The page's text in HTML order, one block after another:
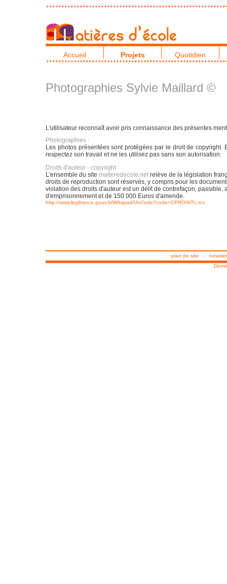
Accueil Projets Quotidien
Photographies Sylvie Maillard ©
L'utilisateur reconnaît avoir pris connaissance des présentes
Photographies :
Les photos présentées sont protégées par le droit de
respectez son travail et ne les utilisez pas sans son autorisation.
Droits d'auteur - copyright :
L'ensemble du site matieredecole.net relève de la législation
droits de reproduction sont réservés, y compris pour les
violation des droits d'auteur est un délit de contrefaçon,
d'emprisonnement et de 150 000 Euros d'amende.
http://www.legifrance.gouv.fr/WAspad/UnCode?code=CPROINTL.rcv
plan de site -